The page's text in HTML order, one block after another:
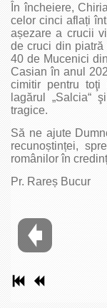
În încheiere,
celor cinci aflați
așezare a crucii
de cruci din piatră
40 de Mucenici
Casian în anul
cimitir pentru
lagărul „Salcia“
tragice.
Să ne ajute
recunoștinței,
românilor în
Pr. Rareș Bucur